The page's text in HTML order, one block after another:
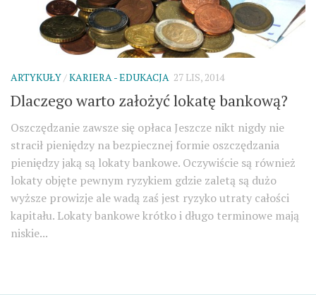
ARTYKUŁY/KARIERA - EDUKACJA 27 LIS, 2014
Dlaczego warto założyć lokatę bankową?
Oszczędzanie zawsze się opłaca Jeszcze nikt nigdy nie
stracił pieniędzy na bezpiecznej formie oszczędzania
pieniędzy jaką są lokaty bankowe. Oczywiście są również
lokaty objęte pewnym ryzykiem gdzie zaletą są dużo
wyższe prowizje ale wadą zaś jest ryzyko utraty całości
kapitału. Lokaty bankowe krótko i długo terminowe mają
niskie...